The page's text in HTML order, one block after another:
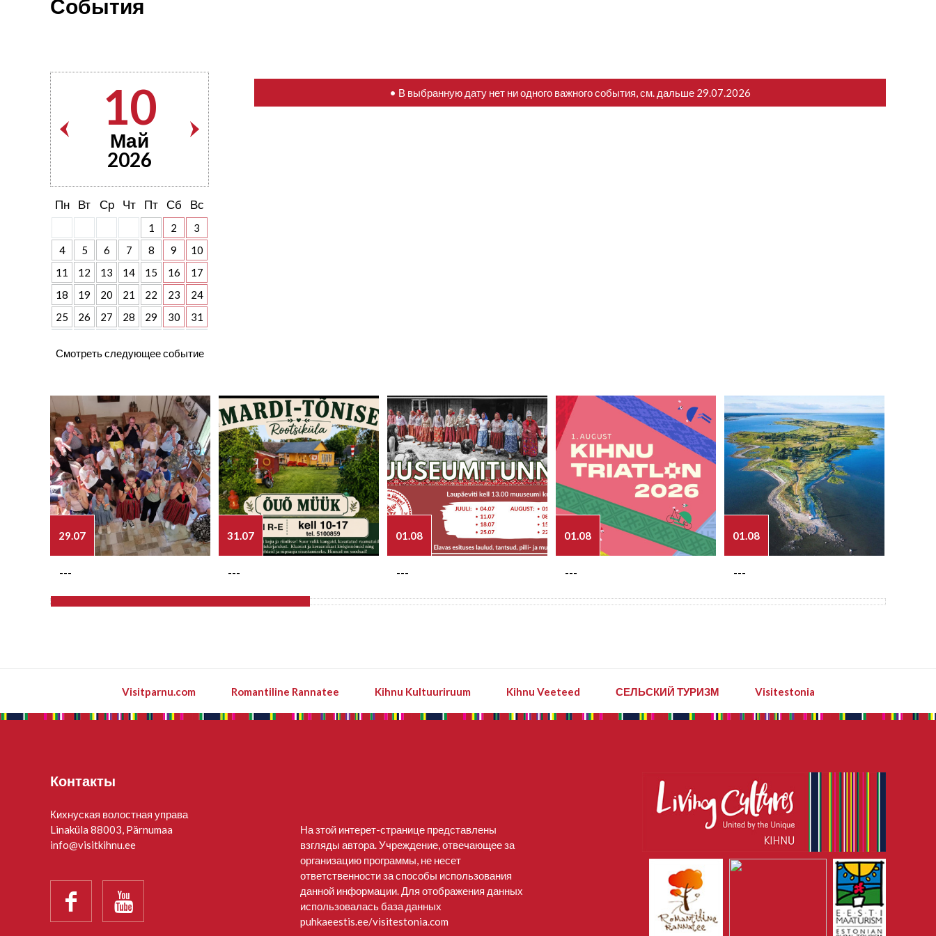
События
10
Май
2026
Пн Вт Ср Чт Пт Сб Вс
1 2
3
4
5 6 7 8 9
10
11
12 13 14 15 16
17
18
19 20 21 22 23
24
25
26 27 28 29 30 31
Смотреть следующее событие
• В выбранную дату нет ни одного важного события, см. дальше 29.07.2026
29.07
---
31.07
---
01.08
---
01.08
---
01.08
---
Visitparnu.com Romantiline Rannatee Kihnu Kultuuriruum Kihnu Veeteed СЕЛЬСКИЙ ТУРИЗМ Visitestonia
Контакты
Кихнуская волостная управа
Linaküla 88003, Pärnumaa
info@visitkihnu.ee
 
На зтой интерет-странице представлены
взгляды автора. Учреждение, отвечающее за
организацию программы, не несет
ответственности за способы использования
данной информации. Для отображения данных
использовалась база данных
puhkaeestis.ee/visitestonia.com